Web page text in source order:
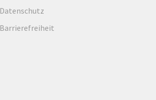
Datenschutz
Barrierefreiheit